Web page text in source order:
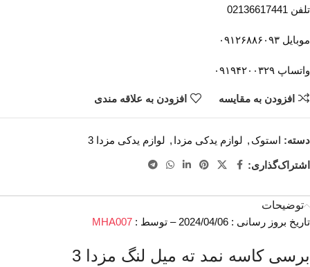
تلفن 02136617441
موبایل ۰۹۱۲۶۸۸۶۰۹۳
واتساپ ۰۹۱۹۴۲۰۰۳۲۹
افزودن به مقایسه افزودن به علاقه مندی
دسته: استوک , لوازم یدکی مزدا , لوازم یدکی مزدا 3
اشتراک‌گذاری:
توضیحات
تاریخ بروز رسانی : 2024/04/06 – توسط :
MHA007
برسی کاسه نمد ته میل لنگ مزدا 3